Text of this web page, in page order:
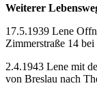
Weiterer
17.5.1939 Lene
Zimmerstraße 14
2.4.1943 Lene mit
von Breslau nach